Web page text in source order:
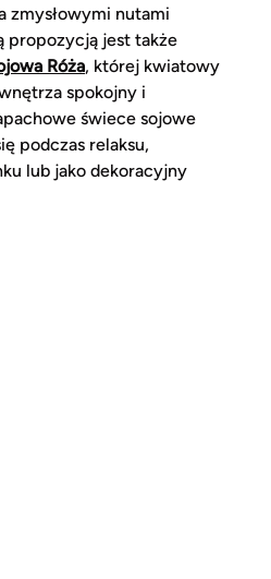
zmysłowymi nutami
propozycją jest także
Róża, której kwiatowy
spokojny i
świece sojowe
podczas relaksu,
lub jako dekoracyjny